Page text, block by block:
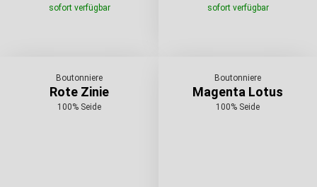
sofort verfügbar sofort verfügbar
Boutonniere
Rote Zinie
100% Seide
Boutonniere
Magenta Lotus
100% Seide